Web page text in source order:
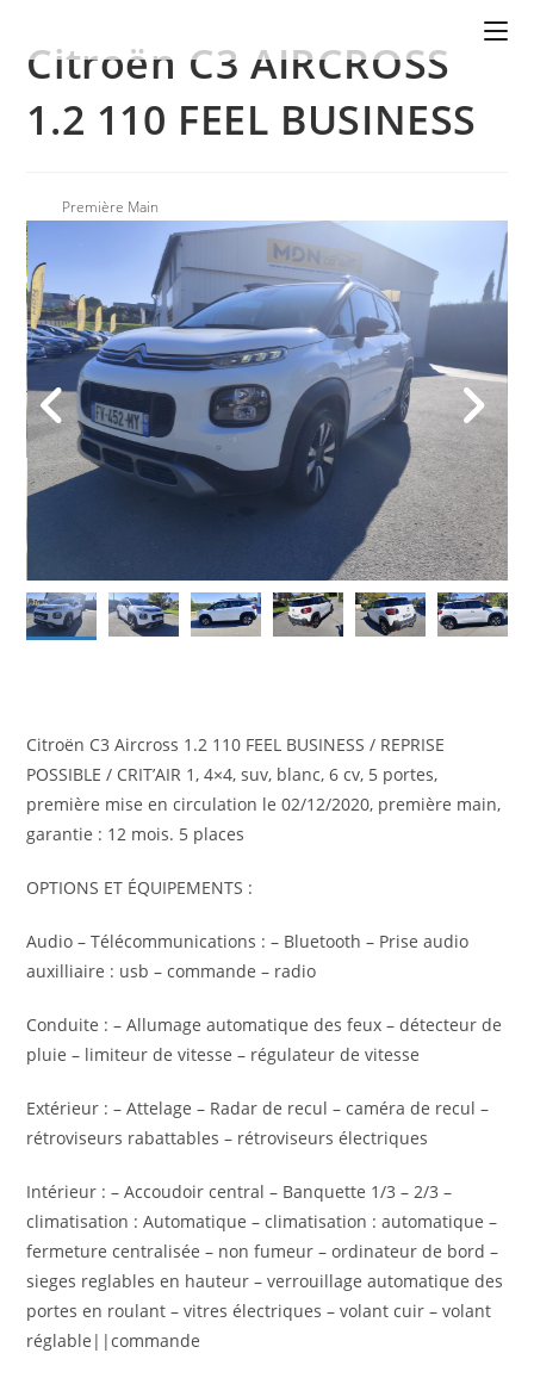
Citroën C3 AIRCROSS
1.2 110 FEEL BUSINESS
Première Main
Citroën C3 Aircross 1.2 110 FEEL BUSINESS / REPRISE
POSSIBLE / CRIT’AIR 1, 4×4, suv, blanc, 6 cv, 5 portes,
première mise en circulation le 02/12/2020, première main,
garantie : 12 mois. 5 places
OPTIONS ET ÉQUIPEMENTS :
Audio – Télécommunications : – Bluetooth – Prise audio
auxilliaire : usb – commande – radio
Conduite : – Allumage automatique des feux – détecteur de
pluie – limiteur de vitesse – régulateur de vitesse
Extérieur : – Attelage – Radar de recul – caméra de recul –
rétroviseurs rabattables – rétroviseurs électriques
Intérieur : – Accoudoir central – Banquette 1/3 – 2/3 –
climatisation : Automatique – climatisation : automatique –
fermeture centralisée – non fumeur – ordinateur de bord –
sieges reglables en hauteur – verrouillage automatique des
portes en roulant – vitres électriques – volant cuir – volant
réglable||commande